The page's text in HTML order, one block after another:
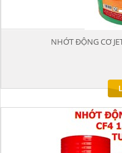
NHỚT ĐỘNG CƠ